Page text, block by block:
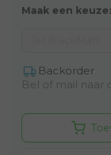
Maak een keuze:
Backorder
Bel of mail naar